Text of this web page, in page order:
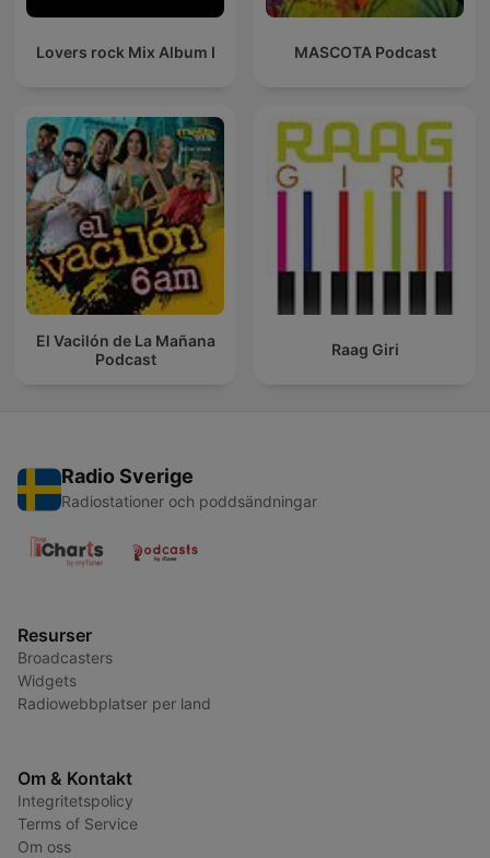
Lovers rock Mix Album I MASCOTA Podcast
El Vacilón de La Mañana
Podcast
Raag Giri
Radio Sverige
Radiostationer och poddsändningar
Resurser
Broadcasters
Widgets
Radiowebbplatser per land
Om & Kontakt
Integritetspolicy
Terms of Service
Om oss